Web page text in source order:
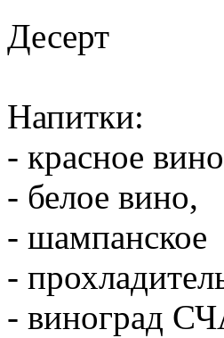
Десерт
Напитки:
- красное
- белое вино,
- шампанское
-
- виноград